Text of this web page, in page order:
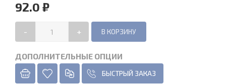
92.0 ₽
- +
ДОПОЛНИТЕЛЬНЫЕ ОПЦИИ
БЫСТРЫЙ ЗАКАЗ